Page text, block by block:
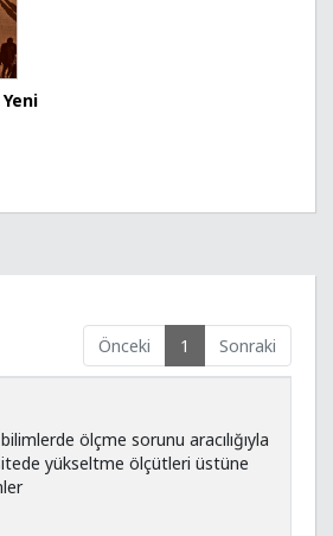
Önceki 1 Sonraki
ölçme sorunu aracılığıyla
yükseltme ölçütleri üstüne